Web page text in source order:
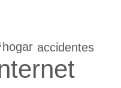
accidentes
hogar